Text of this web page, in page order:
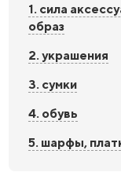
1. сила
образ
2. украшения
3. сумки
4. обувь
5. шарфы,